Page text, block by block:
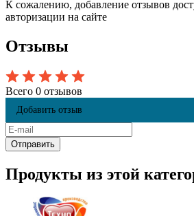
К сожалению, добавление отзывов
авторизации на сайте
Отзывы
Всего 0 отзывов
Добавить отзыв
Продукты из этой